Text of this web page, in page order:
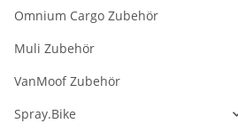
Omnium Cargo Zubehör
Muli Zubehör
VanMoof Zubehör
Spray.Bike